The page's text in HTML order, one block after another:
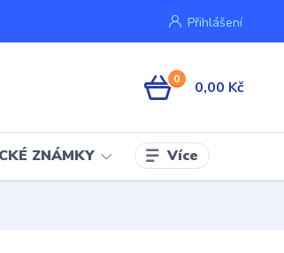
Přihlášení
0 0,00 Kč
ZNÁMKY Více